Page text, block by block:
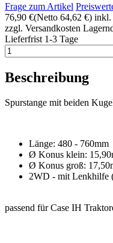
Frage zum Artikel
76,90 €(Netto 64,62 €) inkl.
zzgl. Versandkosten
Lieferfrist 1-3 Tage
Beschreibung
Spurstange mit beiden
Länge: 480 - 760mm
Ø Konus klein:
Ø Konus groß:
2WD - mit Lenkhilfe
passend für Case IH